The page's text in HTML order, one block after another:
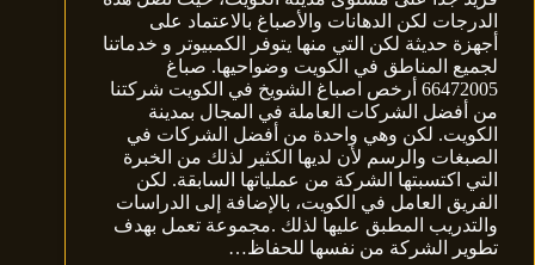
الدرجات لكن الدهانات والأصباغ بالاعتماد على
أجهزة حديثة لكن التي منها يتوفر الكمبيوتر و خدماتنا
لجميع المناطق في الكويت وضواحيها. صباغ
66472005 أرخص اصباغ الشويخ في الكويت شركتنا
من أفضل الشركات العاملة في المجال بمدينة
الكويت. لكن وهي واحدة من أفضل الشركات في
الصبغات والرسم لأن لديها الكثير لذلك من الخبرة
التي اكتسبتها الشركة من عملياتها السابقة. لكن
الفريق العامل في الكويت، بالإضافة إلى الدراسات
والتدريب المطبق عليها لذلك .مجموعة تعمل بهدف
تطوير الشركة من نفسها للحفاظ…